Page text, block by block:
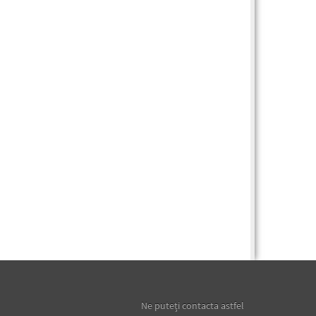
Ne puteţi contacta astfel